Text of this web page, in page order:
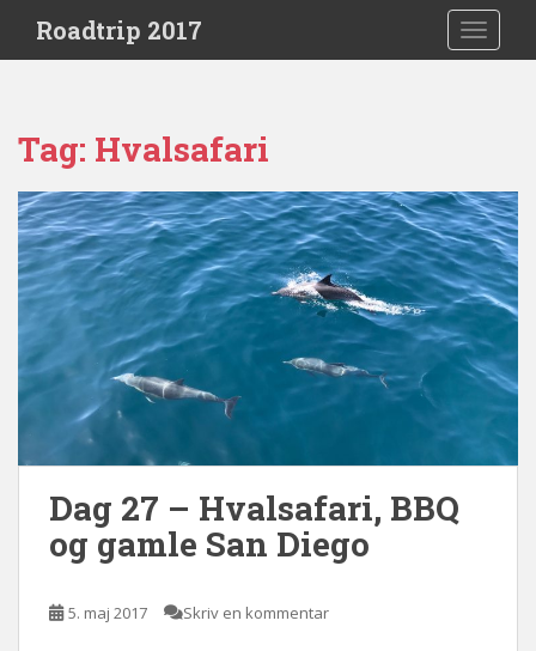
i
Roadtrip 2017
Tag: Hvalsafari
Dag 27 – Hvalsafari, BBQ
og gamle San Diego
5. maj 2017 Skriv en kommentar